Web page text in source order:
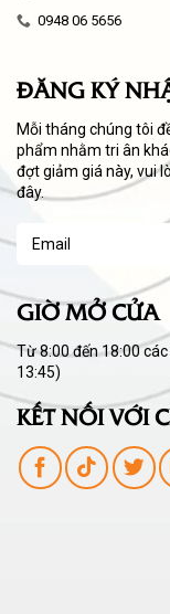
0948 06 5656
ĐĂNG KÝ
Mỗi tháng chúng tôi
phẩm nhằm tri ân
đợt giảm giá này, vui
đây.
GIỜ MỞ CỬA
Từ 8:00 đến 18:00
13:45)
KẾT NỐI VỚI